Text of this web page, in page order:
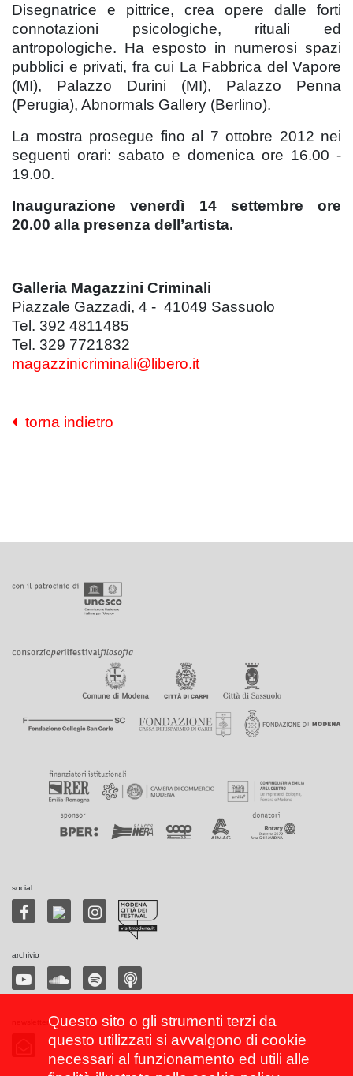
Disegnatrice e pittrice, crea opere dalle forti
connotazioni psicologiche, rituali ed
antropologiche. Ha esposto in numerosi spazi
pubblici e privati, fra cui La Fabbrica del Vapore
(MI), Palazzo Durini (MI), Palazzo Penna
(Perugia), Abnormals Gallery (Berlino).
La mostra prosegue fino al 7 ottobre 2012 nei
seguenti orari: sabato e domenica ore 16.00 -
19.00.
Inaugurazione venerdì 14 settembre ore
20.00 alla presenza dell’artista.
Galleria Magazzini Criminali
Piazzale Gazzadi, 4 - 41049 Sassuolo
Tel. 392 4811485
Tel. 329 7721832
magazzinicriminali@libero.it
torna indietro
social
archivio
Questo sito o gli strumenti terzi da
questo utilizzati si avvalgono di cookie
necessari al funzionamento ed utili alle